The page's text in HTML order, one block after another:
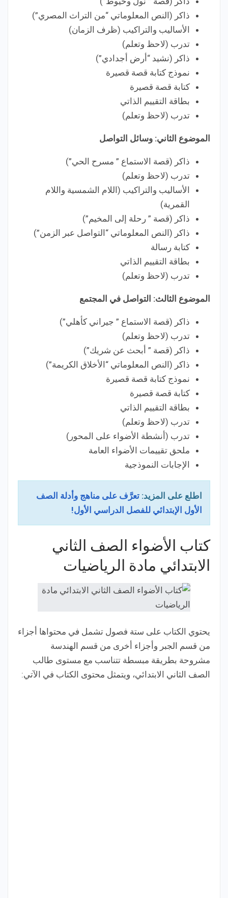
ذاكر (النص المعلوماتي “من التراث المصري”)
الأساليب والتراكيب (ظرف الزمان)
تدرب (لاحظ وتعلم)
ذاكر (نشيد “أرض أجدادي”)
نموذج كتابة قصة قصيرة
كتابة قصة قصيرة
بطاقة التقييم الذاتي
تدرب (لاحظ وتعلم)
الموضوع الثاني: وسائل التواصل
ذاكر (قصة الاستماع ” مسرح الحي”)
تدرب (لاحظ وتعلم)
الأساليب والتراكيب (اللام الشمسية واللام
القمرية)
ذاكر (قصة ” رحلة إلى المخيم”)
ذاكر (النص المعلوماتي “التواصل عبر الزمن”)
كتابة رسالة
بطاقة التقييم الذاتي
تدرب (لاحظ وتعلم)
الموضوع الثالث: التواصل في المجتمع
ذاكر (قصة الاستماع ” جيراني كأهلي”)
تدرب (لاحظ وتعلم)
ذاكر (قصة ” أبحث عن شريك”)
ذاكر (النص المعلوماتي “الأخلاق الكريمة”)
نموذج كتابة قصة قصيرة
كتابة قصة قصيرة
بطاقة التقييم الذاتي
تدرب (لاحظ وتعلم)
تدرب (أنشطة الأضواء على المحور)
ملحق تقييمات الأضواء العامة
الإجابات النموذجية
اطلع على المزيد: تعرَّف على مناهج وأدلة الصف
الأول الإبتدائي للفصل الدراسي الأول!
كتاب الأضواء الصف الثاني
الابتدائي مادة الرياضيات
يحتوي الكتاب على ستة فصول تشمل في محتواها أجزاء
من قسم الجبر وأجزاء أخرى من قسم الهندسة
مشروحة بطريقة مبسطة تتناسب مع مستوى طالب
الصف الثاني الابتدائي، ويتمثل محتوى الكتاب في الآتي: